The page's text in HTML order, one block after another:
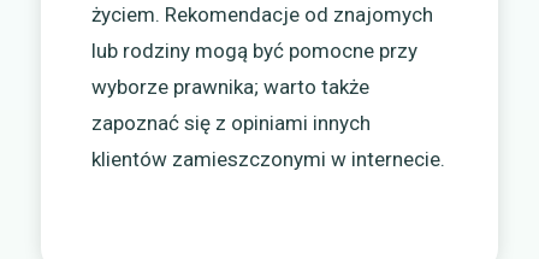
życiem. Rekomendacje od znajomych
lub rodziny mogą być pomocne przy
wyborze prawnika; warto także
zapoznać się z opiniami innych
klientów zamieszczonymi w internecie.